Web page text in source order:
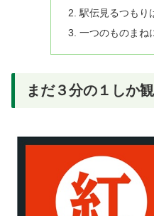
駅伝見るつもり
一つのものまね
まだ３分の１しか